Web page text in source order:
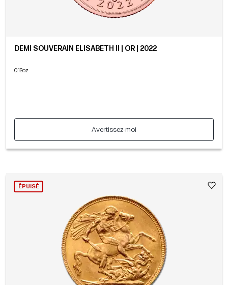
DEMI SOUVERAIN ELISABETH II | OR | 2022
0.12oz
Avertissez-moi
ÉPUISÉ